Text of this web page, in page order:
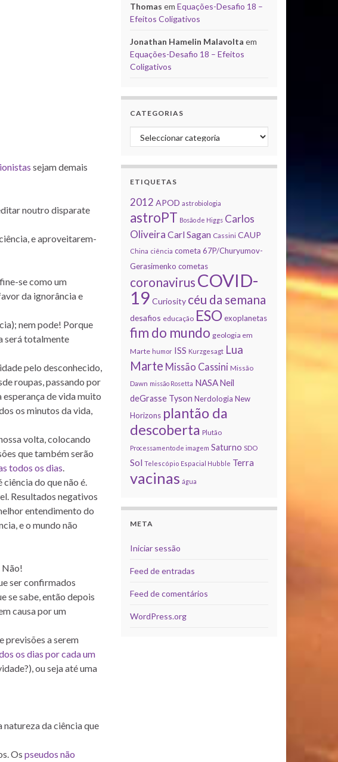
sejam demais
noutro disparate
e aproveitarem-
se como um
da ignorância e
nem pode! Porque
será totalmente
pelo desconhecido,
roupas, passando por
de vida muito
os minutos da vida,
volta, colocando
que também serão
todos os dias.
do que não é.
Resultados negativos
entendimento do
e o mundo não
Não!
ser confirmados
se sabe, então depois
causa por um
previsões a serem
os dias por cada um
ou seja até uma
natureza da ciência que
Os pseudos não
Thomas em Equações-Desafio 18 –
Efeitos Coligativos
Jonathan Hamelin Malavolta em
Equações-Desafio 18 – Efeitos
Coligativos
CATEGORIAS
Categorias
ETIQUETAS
2012 APOD astrobiologia
astroPT Bosão de Higgs Carlos
Oliveira Carl Sagan Cassini CAUP
China ciência cometa 67P/Churyumov-
Gerasimenko cometas
coronavirus COVID-
19 Curiosity céu da semana
desafios educação ESO exoplanetas
fim do mundo geologia em
Marte humor ISS Kurzgesagt Lua
Marte Missão Cassini Missão
Dawn missão Rosetta NASA Neil
deGrasse Tyson Nerdologia New
Horizons plantão da
descoberta Plutão
Processamento de imagem Saturno SDO
Sol Telescópio Espacial Hubble Terra
vacinas água
META
Iniciar sessão
Feed de entradas
Feed de comentários
WordPress.org